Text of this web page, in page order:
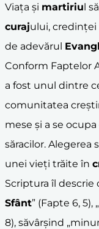
Viața și martiriul
curajului,
de adevărul
Conform Faptelor
a fost unul dintre
comunitatea
mese și a se
săracilor. Alegerea
unei vieți trăite în
Scriptura îl descrie
Sfânt” (Fapte 6,
8), săvârșind